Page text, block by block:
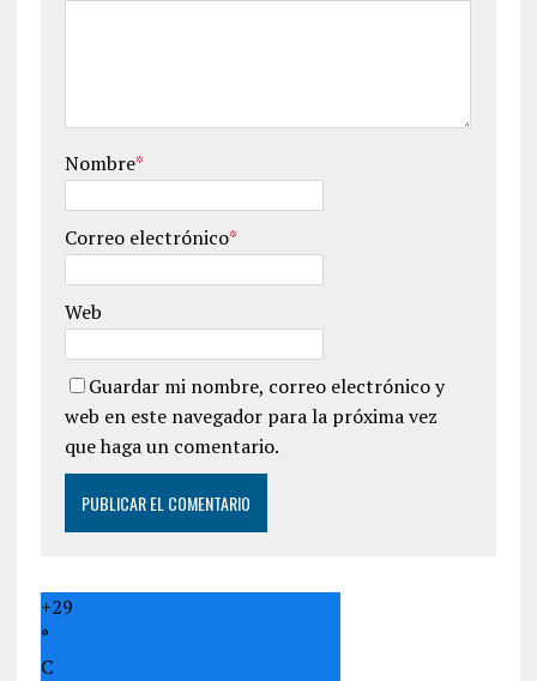
Nombre*
Correo electrónico*
Web
Guardar mi nombre, correo electrónico y
web en este navegador para la próxima vez
que haga un comentario.
+29
°
C